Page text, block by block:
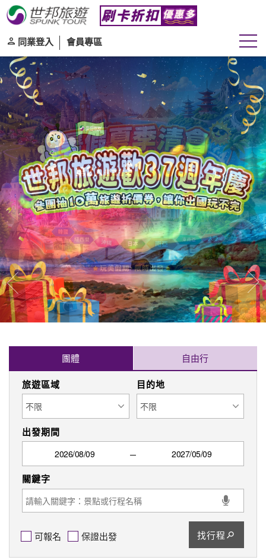
同業登入 會員專區
往前 往
團體 自由行
旅遊區域 目的地
出發期間
可報名 保證出發 找行程